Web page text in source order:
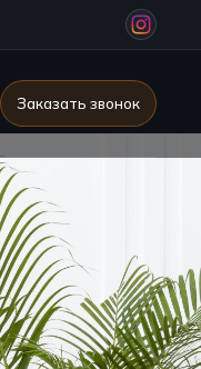
Заказать звонок